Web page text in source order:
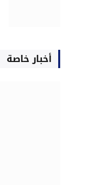
أخبار خاصة